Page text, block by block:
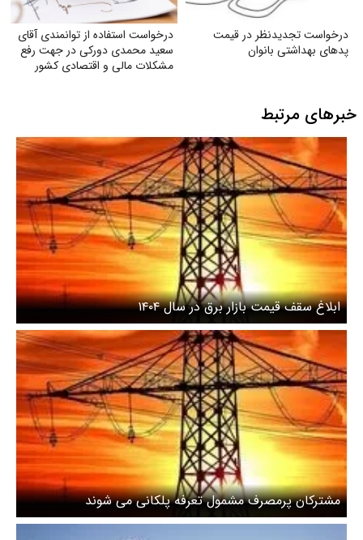
درخواست تجدیدنظر در قیمت
پدهای بهداشتی بانوان
درخواست استفاده از توانمندی آقای
سعید محمدی دورکی در جهت رفع
مشکلات مالی و اقتصادی کشور
خبرهای مرتبط
ابلاغ سقف قیمت بازار برق در سال ۱۴۰۴
مشترکان پرمصرف مشمول تعرفه پلکانی می‌ شوند